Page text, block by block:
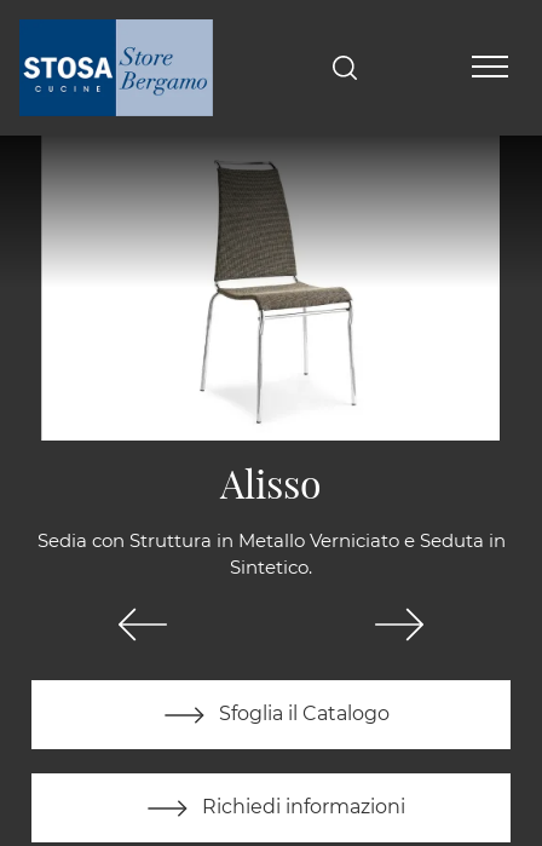
Sedia con Struttura in Metallo Verniciato e Seduta in
Sintetico.
Sfoglia il Catalogo
Richiedi informazioni
Alisso